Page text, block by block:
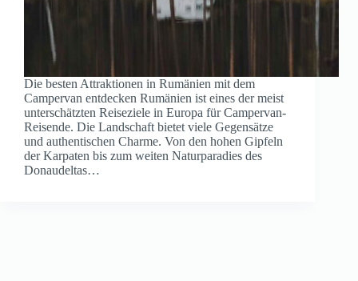
Die besten Attraktionen in Rumänien mit dem
Campervan entdecken Rumänien ist eines der meist
unterschätzten Reiseziele in Europa für Campervan-
Reisende. Die Landschaft bietet viele Gegensätze
und authentischen Charme. Von den hohen Gipfeln
der Karpaten bis zum weiten Naturparadies des
Donaudeltas…